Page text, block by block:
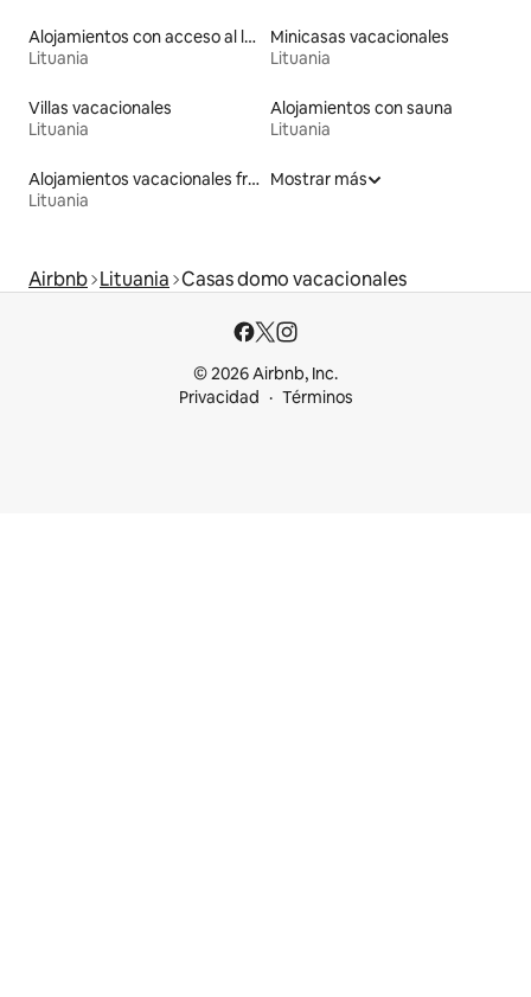
Alojamientos con acceso al lago
Lituania
Minicasas vacacionales
Lituania
Villas vacacionales
Lituania
Alojamientos con sauna
Lituania
Alojamientos vacacionales frente a la playa
Lituania
Mostrar más
Airbnb Lituania Casas domo vacacionales
© 2026 Airbnb, Inc.
Privacidad
Términos